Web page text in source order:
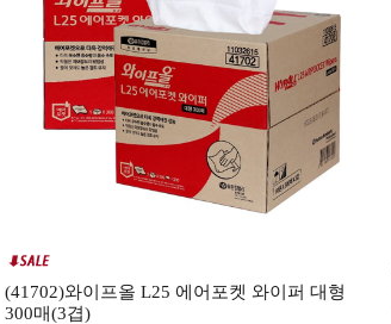
(41702)와이프올 L25 에어포켓 와이퍼 대형
300매(3겹)